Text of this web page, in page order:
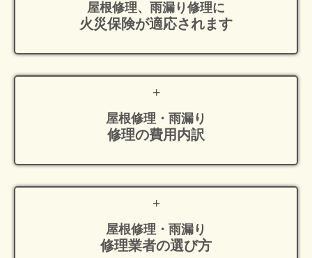
屋根修理、雨漏り修理に
火災保険が適応されます
屋根修理・雨漏り
修理の費用内訳
屋根修理・雨漏り
修理業者の選び方